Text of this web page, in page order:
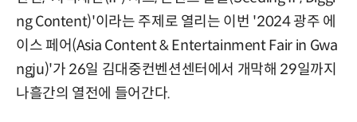
ng Content)'이라는 주제로 열리는 이번 '2024 광주 에
이스 페어(Asia Content & Entertainment Fair in Gwa
ngju)'가 26일 김대중컨벤션센터에서 개막해 29일까지
나흘간의 열전에 들어간다.